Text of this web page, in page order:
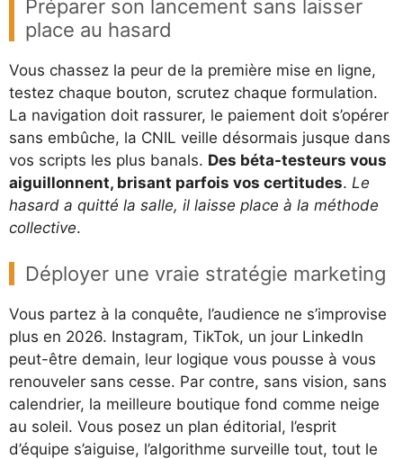
Préparer son lancement sans laisser
place au hasard
Vous chassez la peur de la première mise en ligne,
testez chaque bouton, scrutez chaque formulation.
La navigation doit rassurer, le paiement doit s’opérer
sans embûche, la CNIL veille désormais jusque dans
vos scripts les plus banals. Des béta-testeurs vous
aiguillonnent, brisant parfois vos certitudes. Le
hasard a quitté la salle, il laisse place à la méthode
collective.
Déployer une vraie stratégie marketing
Vous partez à la conquête, l’audience ne s’improvise
plus en 2026. Instagram, TikTok, un jour LinkedIn
peut-être demain, leur logique vous pousse à vous
renouveler sans cesse. Par contre, sans vision, sans
calendrier, la meilleure boutique fond comme neige
au soleil. Vous posez un plan éditorial, l’esprit
d’équipe s’aiguise, l’algorithme surveille tout, tout le